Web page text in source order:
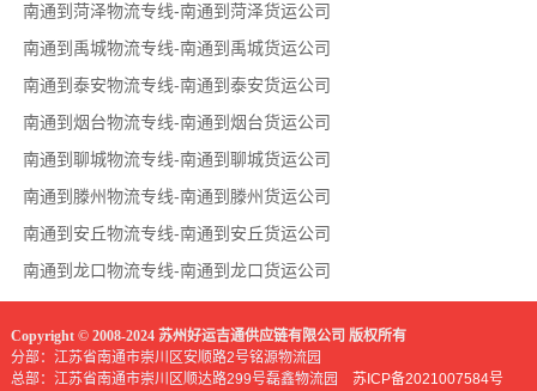
南通到菏泽物流专线-南通到菏泽货运公司
南通到禹城物流专线-南通到禹城货运公司
南通到泰安物流专线-南通到泰安货运公司
南通到烟台物流专线-南通到烟台货运公司
南通到聊城物流专线-南通到聊城货运公司
南通到滕州物流专线-南通到滕州货运公司
南通到安丘物流专线-南通到安丘货运公司
南通到龙口物流专线-南通到龙口货运公司
Copyright © 2008-2024 苏州好运吉通供应链有限公司 版权所有
分部：江苏省南通市崇川区安顺路2号铭源物流园
总部：江苏省南通市崇川区顺达路299号磊鑫物流园 苏ICP备2021007584号